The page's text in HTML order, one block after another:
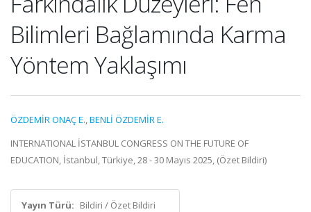
Bilimleri Bağlamında Karma
Yöntem Yaklaşımı
ÖZDEMİR ONAÇ E.,BENLİ ÖZDEMİR E.
INTERNATIONAL İSTANBUL CONGRESS ON THE FUTURE OF
EDUCATION, İstanbul, Türkiye, 28 - 30 Mayıs 2025, (Özet Bildiri)
Yayın Türü: Bildiri / Özet Bildiri